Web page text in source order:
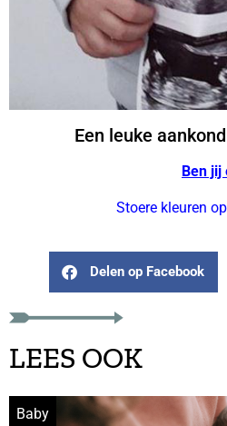
Een leuke
Ben jij
Stoere kleuren
Delen op Facebook
LEES OOK
Baby